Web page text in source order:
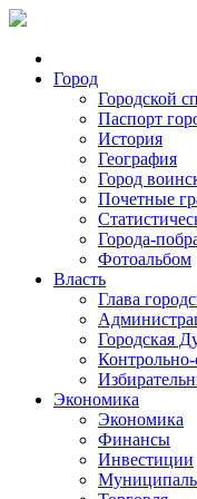
Город
Городской
Паспорт
История
География
Город
Почетные
Города-
Фотоальбом
Власть
Глава
Городская
Контрольно-
Экономика
Экономика
Финансы
Инвестиции